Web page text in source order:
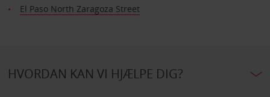
El Paso North Zaragoza Street
HVORDAN KAN VI HJÆLPE DIG?